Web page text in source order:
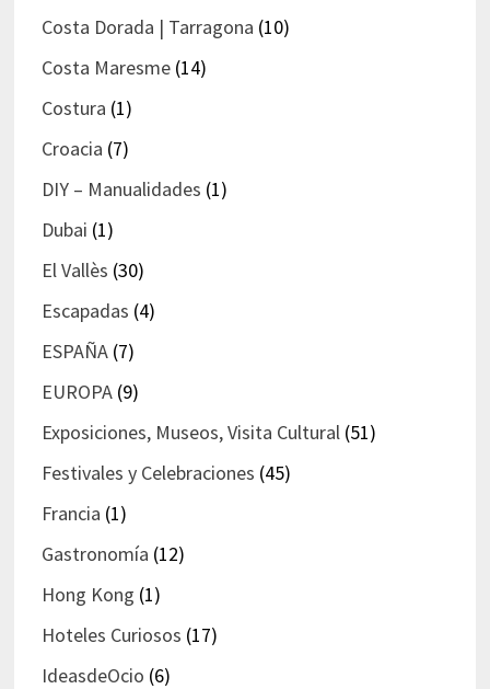
Costa Dorada | Tarragona (10)
Costa Maresme(14)
Costura (1)
Croacia (7)
DIY – Manualidades (1)
Dubai (1)
El Vallès (30)
Escapadas (4)
ESPAÑA(7)
EUROPA(9)
Exposiciones, Museos, Visita Cultural(51)
Festivales y Celebraciones (45)
Francia (1)
Gastronomía (12)
Hong Kong (1)
Hoteles Curiosos (17)
IdeasdeOcio (6)